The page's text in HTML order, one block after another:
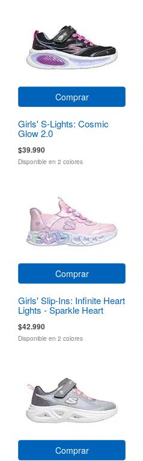
Comprar
Girls' S-Lights: Cosmic
Glow 2.0
$39.990
Disponible en 2 colores
Comprar
Girls' Slip-Ins: Infinite Heart
Lights - Sparkle Heart
$42.990
Disponible en 2 colores
Comprar